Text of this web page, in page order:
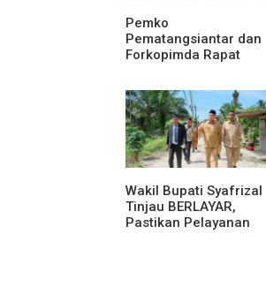
Pemko
Pematangsiantar dan
Forkopimda Rapat
Peringatan HUT ke-81
Kemerdekaan RI
Wakil Bupati Syafrizal
Tinjau BERLAYAR,
Pastikan Pelayanan